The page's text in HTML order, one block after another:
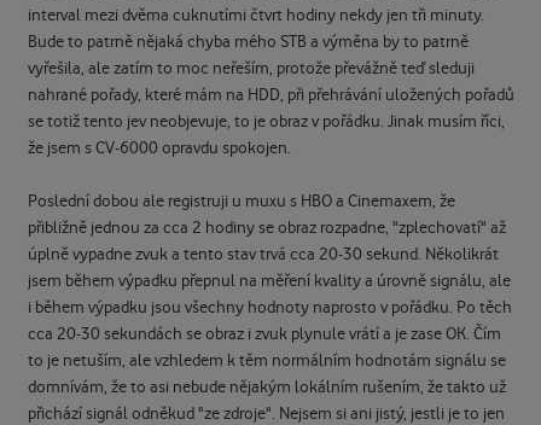
interval mezi dvěma cuknutími čtvrt hodiny nekdy jen tři minuty.
Bude to patrně nějaká chyba mého STB a výměna by to patrně
vyřešila, ale zatím to moc neřeším, protože převážně teď sleduji
nahrané pořady, které mám na HDD, při přehrávání uložených pořadů
se totiž tento jev neobjevuje, to je obraz v pořádku. Jinak musím říci,
že jsem s CV-6000 opravdu spokojen.
Poslední dobou ale registruji u muxu s HBO a Cinemaxem, že
přibližně jednou za cca 2 hodiny se obraz rozpadne, "zplechovatí" až
úplně vypadne zvuk a tento stav trvá cca 20-30 sekund. Několikrát
jsem během výpadku přepnul na měření kvality a úrovně signálu, ale
i během výpadku jsou všechny hodnoty naprosto v pořádku. Po těch
cca 20-30 sekundách se obraz i zvuk plynule vrátí a je zase OK. Čím
to je netuším, ale vzhledem k těm normálním hodnotám signálu se
domnívám, že to asi nebude nějakým lokálním rušením, že takto už
přichází signál odněkud "ze zdroje". Nejsem si ani jistý, jestli je to jen